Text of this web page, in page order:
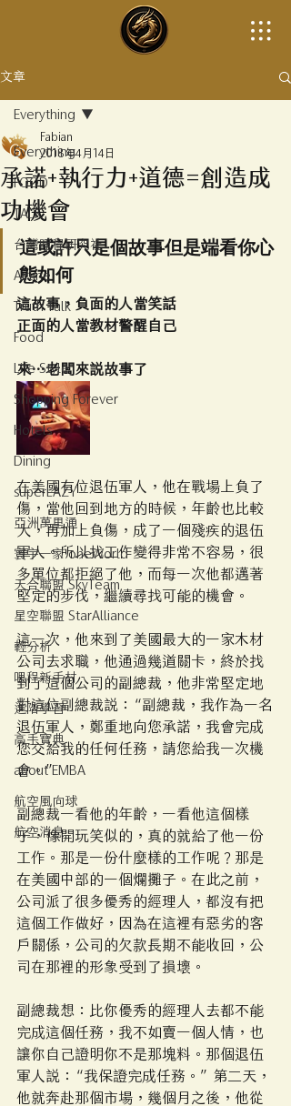
文章
Everything
FOOD
TALK
台灣哩程研究社
Airline
Truth Talk
Food
Life Style
Shopping Forever
Hotels
Dining
superLAZY
亞洲萬里通
寰宇一家 oneWorld
天合聯盟 SkyTeam
星空聯盟 StarAlliance
輕分析
哩程新手村
進階學習
高手寶典
about EMBA
航空風向球
航空消息
Everything
承諾+執行力+道德=創造成
功機會
Fabian
2018年4月14日
這或許只是個故事但是端看你心
態如何
這故事，負面的人當笑話
正面的人當教材警醒自己
來…老闆來說故事了
在美國有位退伍軍人，他在戰場上負了
傷，當他回到地方的時候，年齡也比較
大，再加上負傷，成了一個殘疾的退伍
軍人。所以找工作變得非常不容易，很
多單位都拒絕了他，而每一次他都邁著
堅定的步伐，繼續尋找可能的機會。
這一次，他來到了美國最大的一家木材
公司去求職，他通過幾道關卡，終於找
到了這個公司的副總裁，他非常堅定地
對這位副總裁說：“副總裁，我作為一名
退伍軍人，鄭重地向您承諾，我會完成
您交給我的任何任務，請您給我一次機
會。”
副總裁一看他的年齡，一看他這個樣
子，像開玩笑似的，真的就給了他一份
工作。那是一份什麼樣的工作呢？那是
在美國中部的一個爛攤子。在此之前，
公司派了很多優秀的經理人，都沒有把
這個工作做好，因為在這裡有惡劣的客
戶關係，公司的欠款長期不能收回，公
司在那裡的形象受到了損壞。
副總裁想：比你優秀的經理人去都不能
完成這個任務，我不如賣一個人情，也
讓你自己證明你不是那塊料。那個退伍
軍人說：“我保證完成任務。” 第二天，
他就奔赴那個市場，幾個月之後，他從